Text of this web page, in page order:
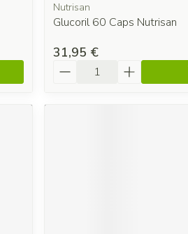
Nutrisan
Glucoril 60 Caps Nutrisan
31,95 €
Quantité